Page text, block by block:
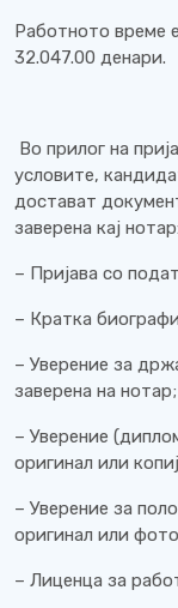
Работното време
32.047.00 денари.
Во прилог на
условите,
достават
заверена кај нотар:
– Пријава со
– Кратка
– Уверение за
заверена на нотар;
– Уверение
оригинал или
– Уверение за
оригинал или
– Лиценца за